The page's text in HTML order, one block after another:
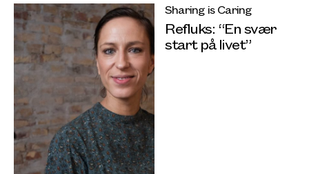
Sharing is Caring
Refluks: “En svær
start på livet”